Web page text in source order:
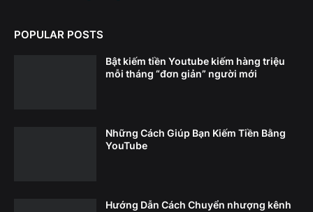
POPULAR POSTS
Bật kiếm tiền Youtube kiếm hàng triệu
mỗi tháng “đơn giản” người mới
Những Cách Giúp Bạn Kiếm Tiền Bằng
YouTube
Hướng Dẫn Cách Chuyển nhượng kênh